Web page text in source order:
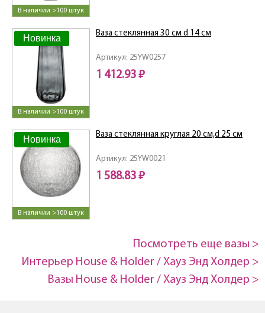
В наличии >100 штук
Новинка
В наличии >100 штук
Артикул: 25YW0257
Ваза стеклянная 30 см d 14 см
1 412.93 ₽
Новинка
В наличии >100 штук
Артикул: 25YW0021
Ваза стеклянная круглая 20 см,d 25 см
1 588.83 ₽
Посмотреть еще вазы >
Интерьер House & Holder / Хауз Энд Холдер >
Вазы House & Holder / Хауз Энд Холдер >